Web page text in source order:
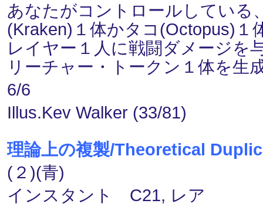
あなたがコントロールしている
(Kraken)１体かタコ(Octopus)１
レイヤー１人に戦闘ダメージを
リーチャー・トークン１体を生
6/6
Illus.Kev Walker (33/81)
理論上の複製/Theoretical
(２)(青)
インスタント C21, レア